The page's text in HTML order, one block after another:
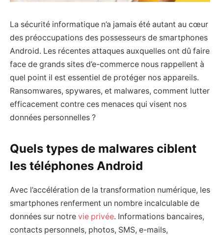
La sécurité informatique n’a jamais été autant au cœur
des préoccupations des possesseurs de smartphones
Android. Les récentes attaques auxquelles ont dû faire
face de grands sites d’e-commerce nous rappellent à
quel point il est essentiel de protéger nos appareils.
Ransomwares, spywares, et malwares, comment lutter
efficacement contre ces menaces qui visent nos
données personnelles ?
Quels types de malwares ciblent
les téléphones Android
Avec l’accélération de la transformation numérique, les
smartphones renferment un nombre incalculable de
données sur notre vie privée. Informations bancaires,
contacts personnels, photos, SMS, e-mails,